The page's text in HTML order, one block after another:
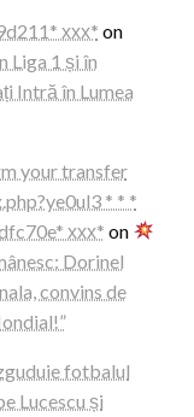
ххх* on
Liga 1 și în
Intră în Lumea
your transfer
* * *
ххх* on
Dorinel
convins de
fotbalul
Lucescu și